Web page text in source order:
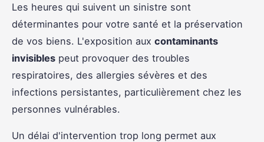
Les heures qui suivent un sinistre sont
déterminantes pour votre santé et la préservation
de vos biens. L'exposition aux contaminants
invisibles peut provoquer des troubles
respiratoires, des allergies sévères et des
infections persistantes, particulièrement chez les
personnes vulnérables.
Un délai d'intervention trop long permet aux